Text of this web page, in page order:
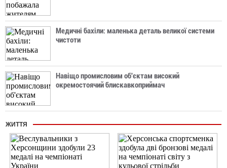
Медичні бахіли: маленька деталь великої системи
чистоти
Навіщо промисловим об'єктам високий
окремостоячий блискавкоприймач
ЖИТТЯ